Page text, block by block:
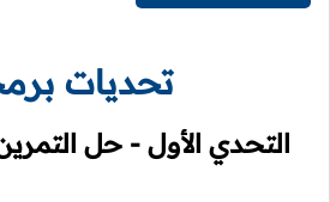
تحديات
التحدي الأول - حل